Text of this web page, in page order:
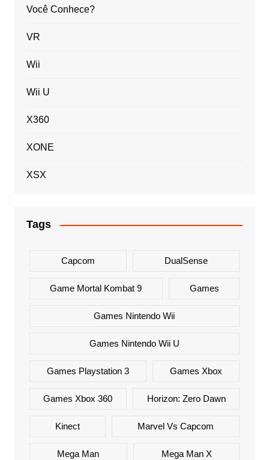
Você Conhece?
VR
Wii
Wii U
X360
XONE
XSX
Tags
Capcom DualSense
Game Mortal Kombat 9 Games
Games Nintendo Wii
Games Nintendo Wii U
Games Playstation 3 Games Xbox
Games Xbox 360 Horizon: Zero Dawn
Kinect Marvel Vs Capcom
Mega Man Mega Man X